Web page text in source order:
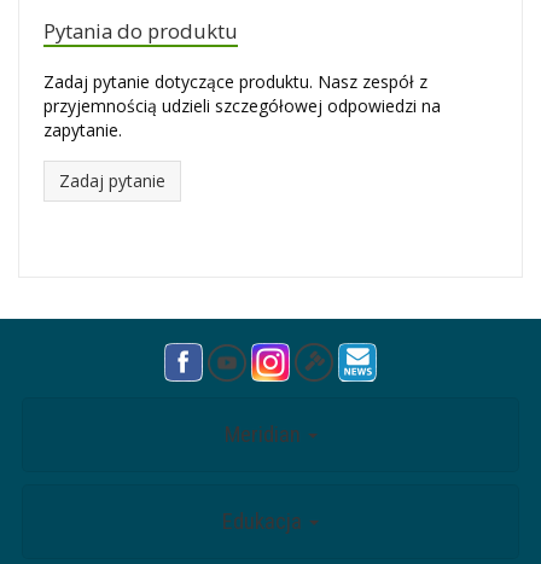
Pytania do produktu
Zadaj pytanie dotyczące produktu. Nasz zespół z
przyjemnością udzieli szczegółowej odpowiedzi na
zapytanie.
Zadaj pytanie
Meridian
Edukacja